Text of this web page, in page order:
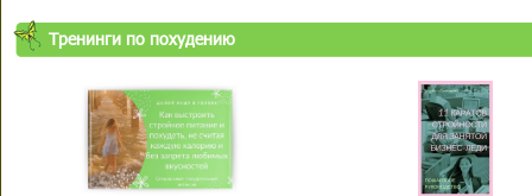
Тренинги по похудению